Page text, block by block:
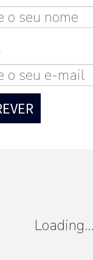
Loading...